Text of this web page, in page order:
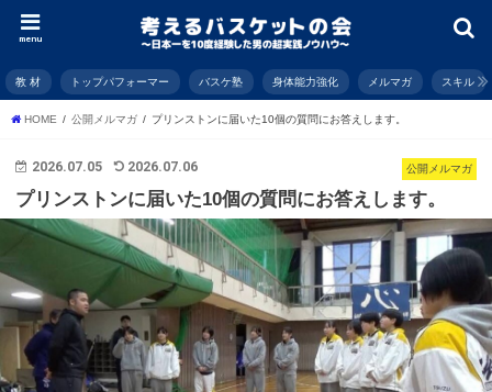
menu
教 材 トップパフォーマー バスケ塾 身体能力強化 メルマガ スキル
HOME 公開メルマガ プリンストンに届いた10個の質問にお答えします。
公開メルマガ
2026.07.05 2026.07.06
プリンストンに届いた10個の質問にお答えします。